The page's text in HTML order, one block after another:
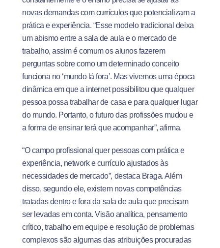
novas demandas com currículos que potencializam a
prática e experiência. “Esse modelo tradicional deixa
um abismo entre a sala de aula e o mercado de
trabalho, assim é comum os alunos fazerem
perguntas sobre como um determinado conceito
funciona no ‘mundo lá fora’. Mas vivemos uma época
dinâmica em que a internet possibilitou que qualquer
pessoa possa trabalhar de casa e para qualquer lugar
do mundo. Portanto, o futuro das profissões mudou e
a forma de ensinar terá que acompanhar”, afirma.
“O campo profissional quer pessoas com prática e
experiência, network e currículo ajustados às
necessidades de mercado”, destaca Braga. Além
disso, segundo ele, existem novas competências
tratadas dentro e fora da sala de aula que precisam
ser levadas em conta. Visão analítica, pensamento
crítico, trabalho em equipe e resolução de problemas
complexos são algumas das atribuições procuradas